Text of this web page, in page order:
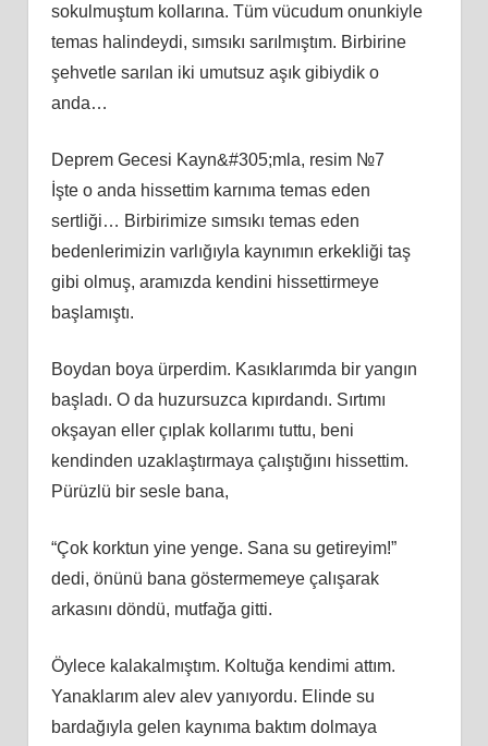
sokulmuştum kollarına. Tüm vücudum onunkiyle
temas halindeydi, sımsıkı sarılmıştım. Birbirine
şehvetle sarılan iki umutsuz aşık gibiydik o
anda…
Deprem Gecesi Kayn&#305;mla, resim №7
İşte o anda hissettim karnıma temas eden
sertliği… Birbirimize sımsıkı temas eden
bedenlerimizin varlığıyla kaynımın erkekliği taş
gibi olmuş, aramızda kendini hissettirmeye
başlamıştı.
Boydan boya ürperdim. Kasıklarımda bir yangın
başladı. O da huzursuzca kıpırdandı. Sırtımı
okşayan eller çıplak kollarımı tuttu, beni
kendinden uzaklaştırmaya çalıştığını hissettim.
Pürüzlü bir sesle bana,
“Çok korktun yine yenge. Sana su getireyim!”
dedi, önünü bana göstermemeye çalışarak
arkasını döndü, mutfağa gitti.
Öylece kalakalmıştım. Koltuğa kendimi attım.
Yanaklarım alev alev yanıyordu. Elinde su
bardağıyla gelen kaynıma baktım dolmaya